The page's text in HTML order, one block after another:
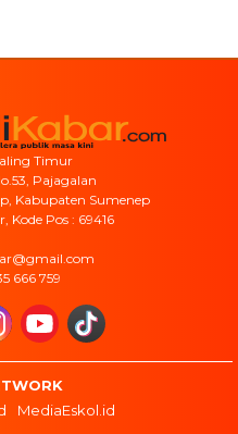
Timur
Pajagalan
Kabupaten Sumenep
Kode Pos : 69416
666 759
MediaEskol.id